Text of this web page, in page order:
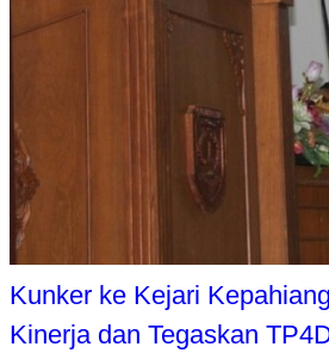
Kunker ke Kejari
Kinerja dan Tegaskan